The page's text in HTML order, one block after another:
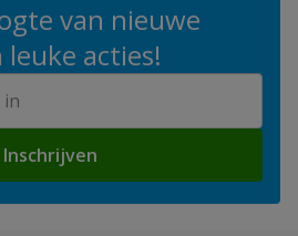
van nieuwe
acties!
Inschrijven